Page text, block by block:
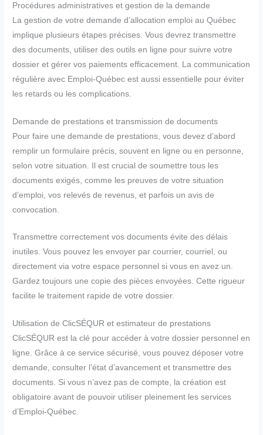
Procédures administratives et gestion de la demande
La gestion de votre demande d’allocation emploi au Québec
implique plusieurs étapes précises. Vous devrez transmettre
des documents, utiliser des outils en ligne pour suivre votre
dossier et gérer vos paiements efficacement. La communication
régulière avec Emploi-Québec est aussi essentielle pour éviter
les retards ou les complications.
Demande de prestations et transmission de documents
Pour faire une demande de prestations, vous devez d’abord
remplir un formulaire précis, souvent en ligne ou en personne,
selon votre situation. Il est crucial de soumettre tous les
documents exigés, comme les preuves de votre situation
d’emploi, vos relevés de revenus, et parfois un avis de
convocation.
Transmettre correctement vos documents évite des délais
inutiles. Vous pouvez les envoyer par courrier, courriel, ou
directement via votre espace personnel si vous en avez un.
Gardez toujours une copie des pièces envoyées. Cette rigueur
facilite le traitement rapide de votre dossier.
Utilisation de ClicSÉQUR et estimateur de prestations
ClicSÉQUR est la clé pour accéder à votre dossier personnel en
ligne. Grâce à ce service sécurisé, vous pouvez déposer votre
demande, consulter l’état d’avancement et transmettre des
documents. Si vous n’avez pas de compte, la création est
obligatoire avant de pouvoir utiliser pleinement les services
d’Emploi-Québec.